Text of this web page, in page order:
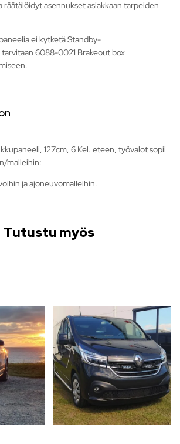
räätälöidyt asennukset asiakkaan tarpeiden
ei kytketä Standby-
6088-0021 Brakeout box
127cm, 6 Kel. eteen, työvalot sopii
malleihin:
ja ajoneuvomalleihin.
Tutustu myös